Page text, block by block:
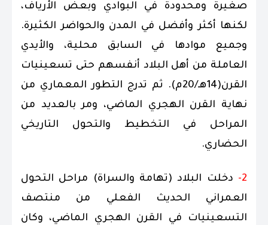
صغيرة ومحدودة في البوادي وبعض الأرياف،
لكنها أكثر وأفضل في المدن والحواضر الكثيرة.
وجميع موادها في السابق محلية، والأيدي
العاملة من أهل البلاد أنفسهم حتى تسعينيات
القرن(14هـ/20م). ثم تدرج التطور المعماري من
نهاية القرن الهجري الماضي، ومر بالعديد من
المراحل في التخطيط والتحول التاريخي
الحضاري.
2-
دخلت البلاد (تهامة والسراة) مراحل التحول
العمراني الحديث الفعلي من منتصف
التسعينيات في القرن الهجري الماضي، وكان